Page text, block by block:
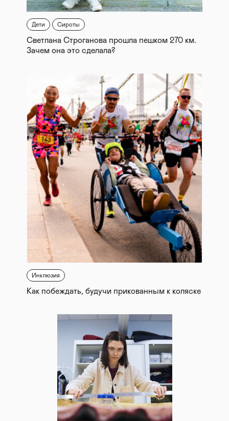
Дети Сироты
Светлана Строганова прошла пешком 270 км.
Зачем она это сделала?
Инклюзия
Как побеждать, будучи прикованным к коляске